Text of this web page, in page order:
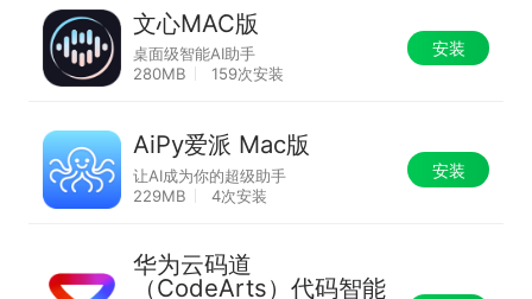
文心MAC版
桌面级智能AI助手
280MB
159次安装
安装
AiPy爱派 Mac版
让AI成为你的超级助手
229MB
4次安装
安装
华为云码道
（CodeArts）代码智能